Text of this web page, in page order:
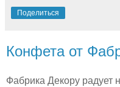
Поделиться
Конфета от
Фабрика Декору радует